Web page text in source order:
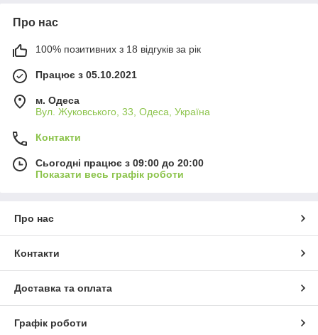
Про нас
100% позитивних з 18 відгуків за рік
Працює з 05.10.2021
м. Одеса
Вул. Жуковського, 33, Одеса, Україна
Контакти
Сьогодні працює з 09:00 до 20:00
Показати весь графік роботи
Про нас
Контакти
Доставка та оплата
Графік роботи